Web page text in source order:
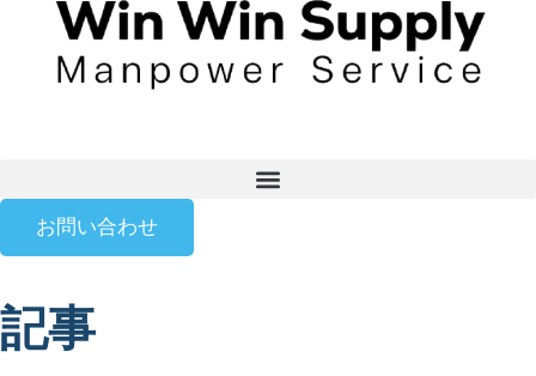
お問い合わせ
記事